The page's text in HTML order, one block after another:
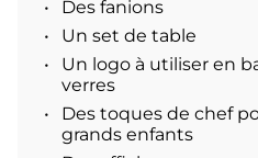
Des fanions
Un set de table
Un logo à utiliser en
verres
Des toques de chef
grands enfants